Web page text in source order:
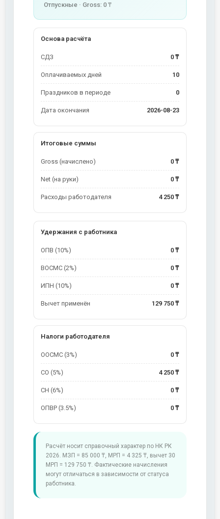
Июл
Отпускные · Gross: 0 ₸
Основа расчёта
СДЗ 0 ₸
Оплачиваемых дней 10
Праздников в периоде 0
Дата окончания 2026-08-23
Итоговые суммы
Gross (начислено) 0 ₸
Net (на руки) 0 ₸
Расходы работодателя 4 250 ₸
Удержания с работника
ОПВ (10%) 0 ₸
ВОСМС (2%) 0 ₸
ИПН (10%) 0 ₸
Вычет применён 129 750 ₸
Налоги работодателя
ООСМС (3%) 0 ₸
СО (5%) 4 250 ₸
СН (6%) 0 ₸
ОПВР (3.5%) 0 ₸
Расчёт носит справочный характер по НК РК
2026. МЗП = 85 000 ₸, МРП = 4 325 ₸, вычет 30
МРП = 129 750 ₸. Фактические начисления
могут отличаться в зависимости от статуса
работника.